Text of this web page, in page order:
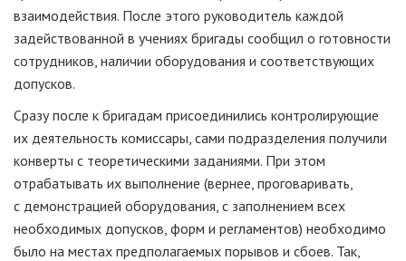
взаимодействия. После этого руководитель каждой
задействованной в учениях бригады сообщил о готовности
сотрудников, наличии оборудования и соответствующих
допусков.
Сразу после к бригадам присоединились контролирующие
их деятельность комиссары, сами подразделения получили
конверты с теоретическими заданиями. При этом
отрабатывать их выполнение (вернее, проговаривать,
с демонстрацией оборудования, с заполнением всех
необходимых допусков, форм и регламентов) необходимо
было на местах предполагаемых порывов и сбоев. Так,